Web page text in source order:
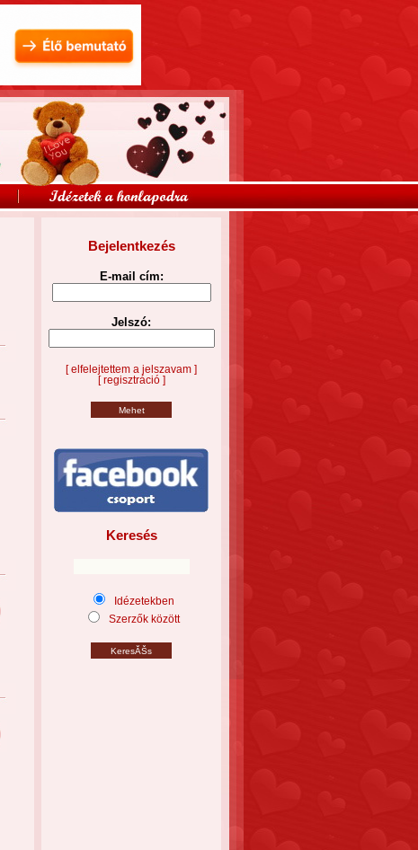
Bejelentkezés
E-mail cím:
Jelszó:
[ elfelejtettem a jelszavam ]
[ regisztráció ]
Keresés
Idézetekben
Szerzők között